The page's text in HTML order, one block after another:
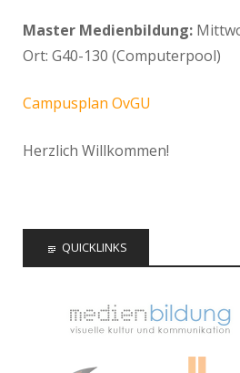
Master Medienbildung:
Ort: G40-130 (Computerpool)
Campusplan OvGU
Herzlich Willkommen!
QUICKLINKS